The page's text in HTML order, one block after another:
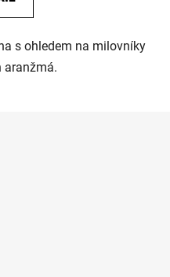
s ohledem na milovníky
aranžmá.